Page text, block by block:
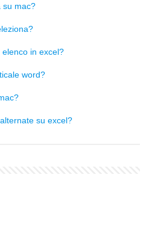
su mac?
in excel?
word?
su excel?